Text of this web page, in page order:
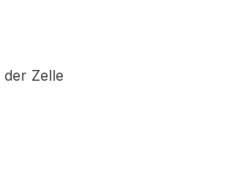
der Zelle